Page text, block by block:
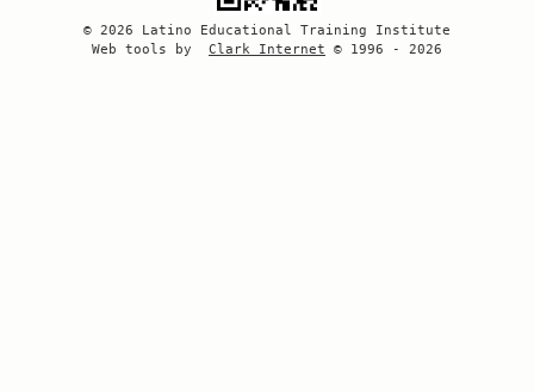
© 2026 Latino Educational Training Institute
Web tools by
Clark Internet © 1996 - 2026